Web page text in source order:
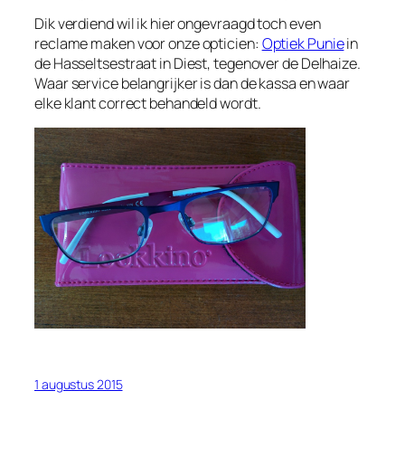
Dik verdiend wil ik hier ongevraagd toch even
reclame maken voor onze opticien: Optiek Puniein
de Hasseltsestraat in Diest, tegenover de Delhaize.
Waar service belangrijker is dan de kassa en waar
elke klant correct behandeld wordt.
1 augustus 2015